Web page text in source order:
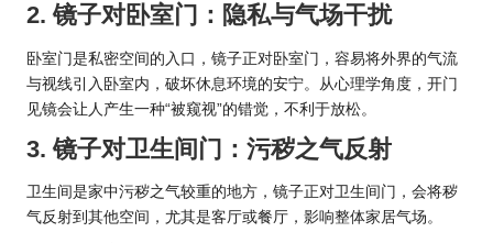
2. 镜子对卧室门：隐私与气场干扰
卧室门是私密空间的入口，镜子正对卧室门，容易将外界的气流
与视线引入卧室内，破坏休息环境的安宁。从心理学角度，开门
见镜会让人产生一种“被窥视”的错觉，不利于放松。
3. 镜子对卫生间门：污秽之气反射
卫生间是家中污秽之气较重的地方，镜子正对卫生间门，会将秽
气反射到其他空间，尤其是客厅或餐厅，影响整体家居气场。